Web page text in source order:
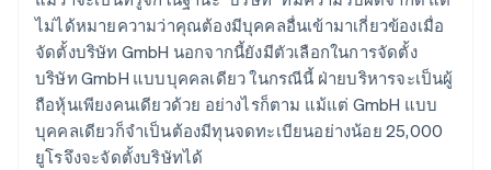
ไม่ได้หมายความว่าคุณต้องมีบุคคลอื่นเข้ามาเกี่ยวข้องเมื่อ
จัดตั้งบริษัท GmbH นอกจากนี้ยังมีตัวเลือกในการจัดตั้ง
บริษัท GmbH แบบบุคคลเดียว ในกรณีนี้ ฝ่ายบริหารจะเป็นผู้
ถือหุ้นเพียงคนเดียวด้วย อย่างไรก็ตาม แม้แต่ GmbH แบบ
บุคคลเดียวก็จำเป็นต้องมีทุนจดทะเบียนอย่างน้อย 25,000
ยูโรจึงจะจัดตั้งบริษัทได้